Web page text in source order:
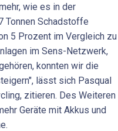
wie es in der
Tonnen Schadstoffe
5 Prozent im Vergleich zu
im Sens-Netzwerk,
konnten wir die
lässt sich Pasqual
zitieren. Des Weiteren
Geräte mit Akkus und